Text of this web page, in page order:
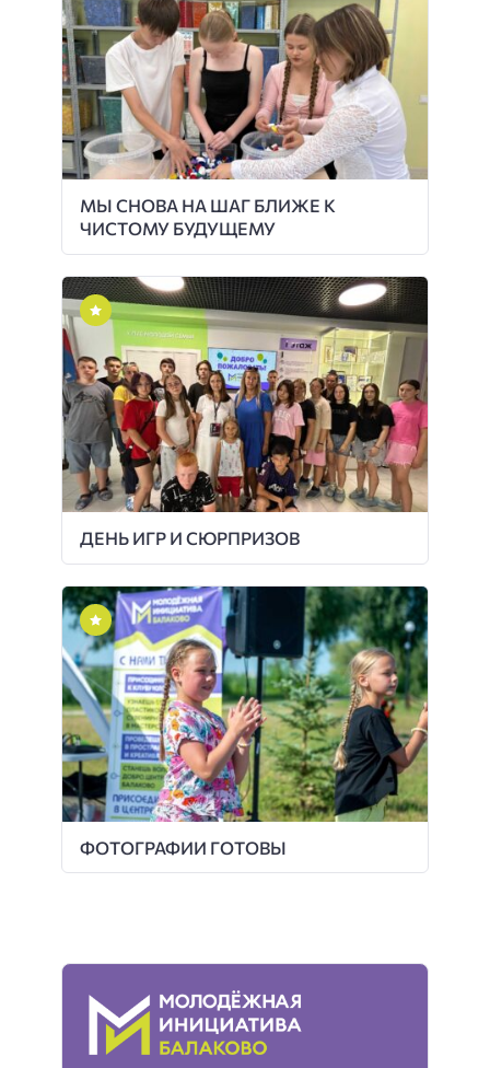
МЫ СНОВА НА ШАГ БЛИЖЕ К
ЧИСТОМУ БУДУЩЕМУ
ДЕНЬ ИГР И СЮРПРИЗОВ
ФОТОГРАФИИ ГОТОВЫ